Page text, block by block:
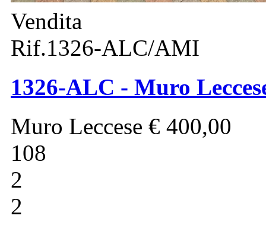
Vendita
Rif.1326-ALC/AMI
1326-ALC - Muro
Muro Leccese € 400,00
108
2
2